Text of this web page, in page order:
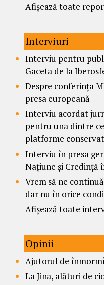
Afișează toate
Interviuri
Interviu pentru
Gaceta de la
Despre conferința
presa europeană
Interviu acordat
pentru una dintre
platforme
Interviu în presa
Națiune și Credință
Vrem să ne
dar nu în orice
Afișează toate
Opinii
Ajutorul de
La Jina, alături de